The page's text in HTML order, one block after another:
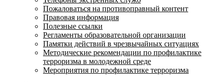
Пожаловаться на противоправный контент
Правовая информация
Полезные ссылки
Регламенты образовательной организации
Памятки действий в чрезвычайных ситуациях
Методические рекомендации по профилактике
терроризма в молодежной среде
Мероприятия по профилактике терроризма